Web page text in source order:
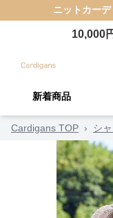
ニットカーデ
10,000
新着商品
Cardigans TOP › シ